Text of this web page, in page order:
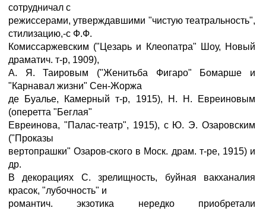
сотрудничал с
режиссерами, утверждавшими "чистую театральность",
стилизацию,-с Ф.Ф.
Комиссаржевским ("Цезарь и Клеопатра" Шоу, Новый
драматич. т-р, 1909),
А. Я. Таировым ("Женитьба Фигаро" Бомарше и
"Карнавал жизни" Сен-Жоржа
де Буалье, Камерный т-р, 1915), Н. Н. Евреиновым
(оперетта "Беглая"
Евреинова, "Палас-театр", 1915), с Ю. Э. Озаровским
("Проказы
вертопрашки" Озаров-ского в Моск. драм. т-ре, 1915) и
др.
В декорациях С. зрелищность, буйная вакханалия
красок, "лубочность" и
романтич. экзотика нередко приобретали